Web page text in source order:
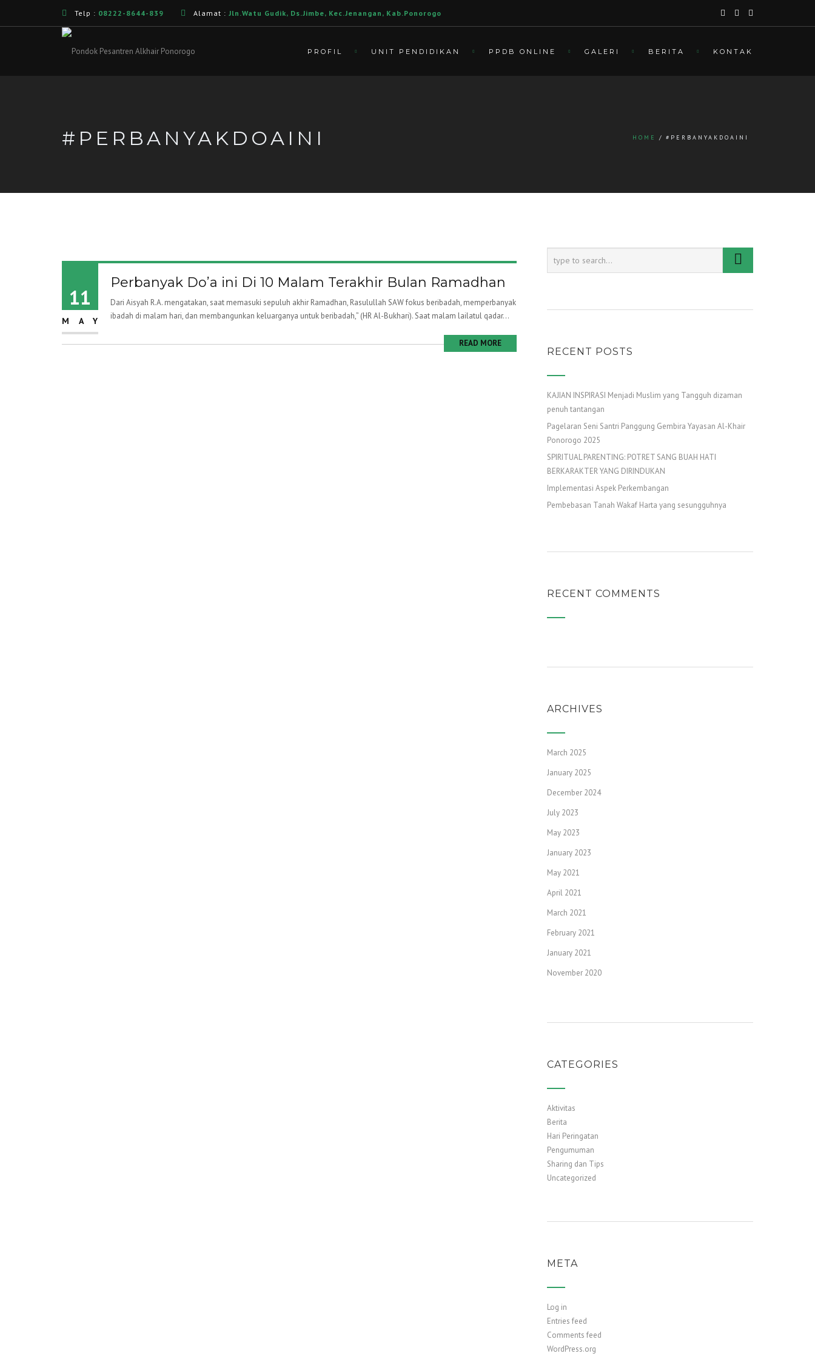
Telp : 08222-8644-839 Alamat : Jln.Watu Gudik, Ds.Jimbe, Kec.Jenangan, Kab.Ponorogo
PROFIL UNIT PENDIDIKAN PPDB ONLINE GALERI BERITA KONTAK
#PERBANYAKDOAINI HOME #PERBANYAKDOAINI
11
MAY
Perbanyak Do’a ini Di 10 Malam Terakhir Bulan Ramadhan
Dari Aisyah R.A. mengatakan, saat memasuki sepuluh akhir Ramadhan, Rasulullah SAW fokus beribadah, memperbanyak
ibadah di malam hari, dan membangunkan keluarganya untuk beribadah,” (HR Al-Bukhari). Saat malam lailatul qadar...
READ MORE
RECENT POSTS
KAJIAN INSPIRASI Menjadi Muslim yang Tangguh dizaman
penuh tantangan
Pagelaran Seni Santri Panggung Gembira Yayasan Al-Khair
Ponorogo 2025
SPIRITUAL PARENTING: POTRET SANG BUAH HATI
BERKARAKTER YANG DIRINDUKAN
Implementasi Aspek Perkembangan
Pembebasan Tanah Wakaf Harta yang sesungguhnya
RECENT COMMENTS
ARCHIVES
March 2025
January 2025
December 2024
July 2023
May 2023
January 2023
May 2021
April 2021
March 2021
February 2021
January 2021
November 2020
CATEGORIES
Aktivitas
Berita
Hari Peringatan
Pengumuman
Sharing dan Tips
Uncategorized
META
Log in
Entries feed
Comments feed
WordPress.org